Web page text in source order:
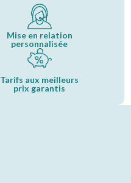
Mise en relation
personnalisée
Tarifs aux meilleurs
prix garantis